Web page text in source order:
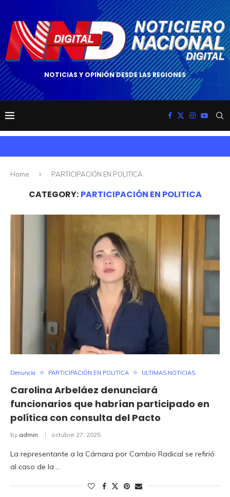
NOTICIAS Y OPINIÓN DESDE LAS REGIONES
Home PARTICIPACIÓN EN POLITICA
CATEGORY: PARTICIPACIÓN EN POLITICA
Denuncia PARTICIPACIÓN EN POLITICA ULTIMAS NOTICIAS
Carolina Arbeláez denunciará
funcionarios que habrían participado en
política con consulta del Pacto
by admin octubre 27, 2025
La representante a la Cámara por Cambio Radical se refirió
al caso de la …